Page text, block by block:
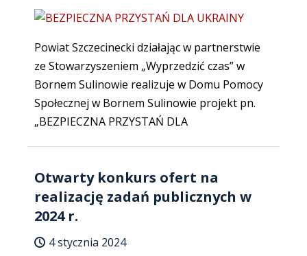
Powiat Szczecinecki działając w partnerstwie
ze Stowarzyszeniem „Wyprzedzić czas” w
Bornem Sulinowie realizuje w Domu Pomocy
Społecznej w Bornem Sulinowie projekt pn.
„BEZPIECZNA PRZYSTAŃ DLA
Otwarty konkurs ofert na
realizację zadań publicznych w
2024 r.
4 stycznia 2024